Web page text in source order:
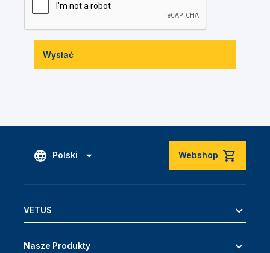
Wysłać
Polski Webshop
VETUS
Nasze Produkty